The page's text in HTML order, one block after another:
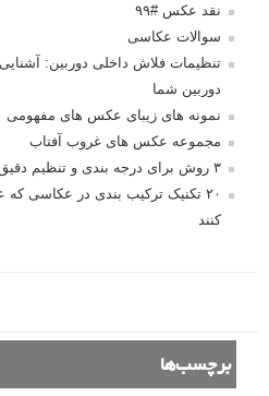
نقد عکس #۹۹
سوالات عکاسی
تنظیمات فلاش داخلی دوربین: آشنایی
دوربین شما
نمونه های زیبای عکس های مفهومی
مجموعه عکس های غروب آفتاب
۳ روش برای درجه بندی و تنظیم دقیق رنگ در فتوشاپ
۲۰ تکنیک ترکیب بندی در عکاسی
کنند
برچسب‌ها